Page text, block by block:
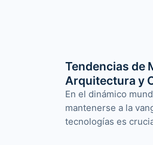
Tendencias de
Arquitectura y
En el dinámico
mantenerse a la
tecnologías es